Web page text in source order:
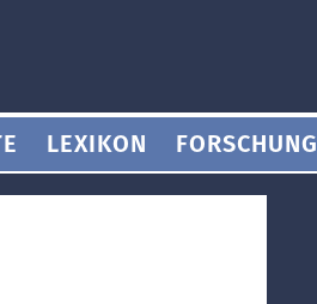
LEXIKON FORSCHUNG